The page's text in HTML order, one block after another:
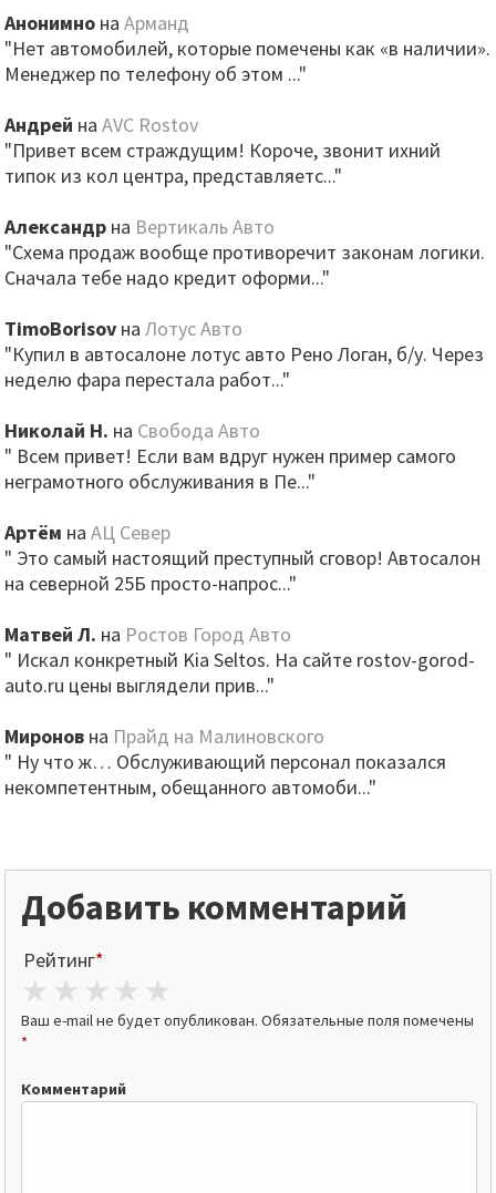
Анонимно наАрманд
"Нет автомобилей, которые помечены как «в наличии».
Менеджер по телефону об этом ..."
Андрей наAVC Rostov
"Привет всем страждущим! Короче, звонит ихний
типок из кол центра, представляетс..."
Александр на Вертикаль Авто
"Схема продаж вообще противоречит законам логики.
Сначала тебе надо кредит оформи..."
TimoBorisov наЛотус Авто
"Купил в автосалоне лотус авто Рено Логан, б/у. Через
неделю фара перестала работ..."
Николай Н. на Свобода Авто
" Всем привет! Если вам вдруг нужен пример самого
неграмотного обслуживания в Пе..."
Артём наАЦ Север
" Это самый настоящий преступный сговор! Автосалон
на северной 25Б просто-напрос..."
Матвей Л. на Ростов Город Авто
" Искал конкретный Kia Seltos. На сайте rostov-gorod-
auto.ru цены выглядели прив..."
Миронов на Прайд на Малиновского
" Ну что ж… Обслуживающий персонал показался
некомпетентным, обещанного автомоби..."
Добавить комментарий
Рейтинг*
4 stars
3 stars
2 stars
1 star
Ваш e-mail не будет опубликован. Обязательные поля помечены
*
Комментарий